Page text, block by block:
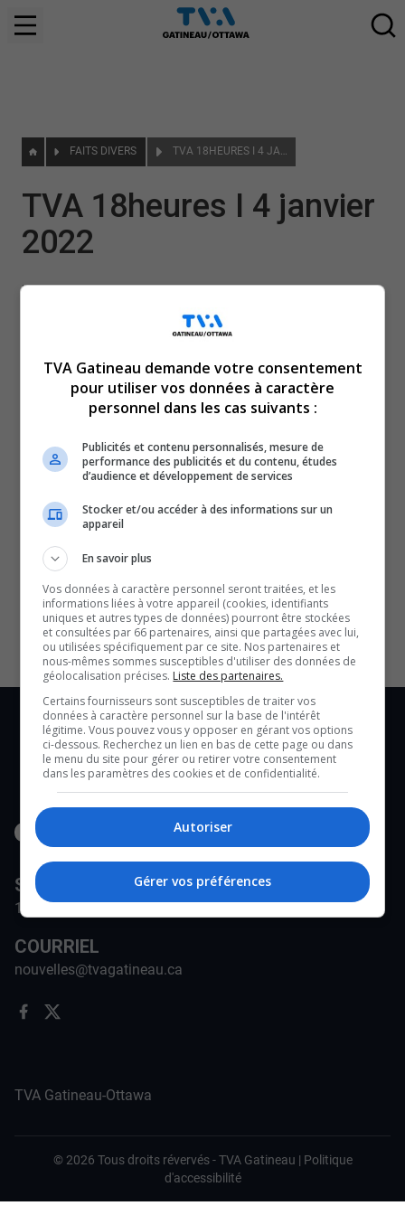
FAITS DIVERS TVA 18HEURES I 4 JANVIER 2022
TVA 18heures I 4 janvier
2022
|5 janvier 2022
SOUTENIR NOS MÉDIAS, C’EST PROTÉGER NOTRE
CULTURE ET NOTRE ÉCONOMIE
STATION
171-A Rue Jean-Proulx, Gatineau, QC J8Z 1W5
COURRIEL
nouvelles@tvagatineau.ca
TVA Gatineau-Ottawa
© 2026 Tous droits révervés -TVA Gatineau | Politique
d'accessibilité
TVA Gatineau demande votre consentement
pour utiliser vos données à caractère
personnel dans les cas suivants :
Publicités et contenu personnalisés, mesure de
performance des publicités et du contenu, études
d’audience et développement de services
Stocker et/ou accéder à des informations sur un
appareil
En savoir plus
Vos données à caractère personnel seront traitées, et les
informations liées à votre appareil (cookies, identifiants
uniques et autres types de données) pourront être stockées
et consultées par 66 partenaires, ainsi que partagées avec lui,
ou utilisées spécifiquement par ce site. Nos partenaires et
nous-mêmes sommes susceptibles d'utiliser des données de
géolocalisation précises. Liste des partenaires.
Certains fournisseurs sont susceptibles de traiter vos
données à caractère personnel sur la base de l'intérêt
légitime. Vous pouvez vous y opposer en gérant vos options
ci-dessous. Recherchez un lien en bas de cette page ou dans
le menu du site pour gérer ou retirer votre consentement
dans les paramètres des cookies et de confidentialité.
Autoriser
Gérer vos préférences